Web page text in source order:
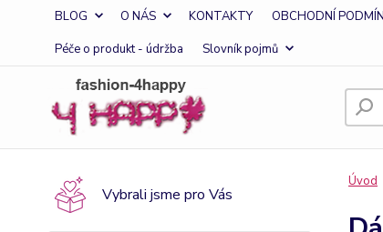
BLOG O NÁS KONTAKTY OBCHODNÍ
Péče o produkt - údržba
Slovník pojmů
Vybrali jsme pro Vás
Úvod